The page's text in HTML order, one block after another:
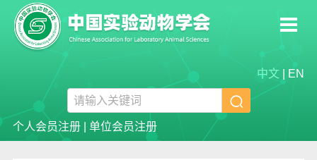
中文 EN

个人会员注册| 单位会员注册